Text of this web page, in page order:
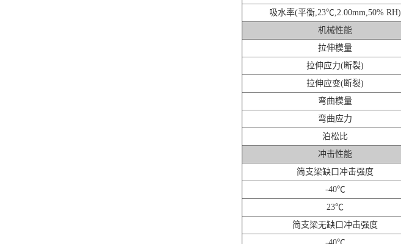
吸水率(平衡,23℃,2.00mm,50% RH)
机械性能
拉伸模量
拉伸应力(断裂)
拉伸应变(断裂)
弯曲模量
弯曲应力
泊松比
冲击性能
简支梁缺口冲击强度
-40℃
23℃
简支梁无缺口冲击强度